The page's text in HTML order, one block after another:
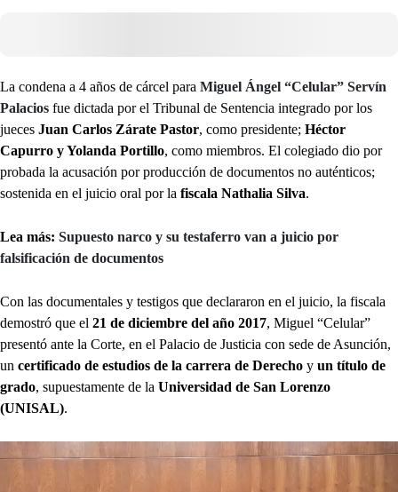
La condena a 4 años de cárcel para Miguel Ángel “Celular” Servín
Palacios fue dictada por el Tribunal de Sentencia integrado por los
jueces Juan Carlos Zárate Pastor, como presidente; Héctor
Capurro y Yolanda Portillo, como miembros. El colegiado dio por
probada la acusación por producción de documentos no auténticos;
sostenida en el juicio oral por la fiscala Nathalia Silva.
Lea más: Supuesto narco y su testaferro van a juicio por
falsificación de documentos
Con las documentales y testigos que declararon en el juicio, la fiscala
demostró que el 21 de diciembre del año 2017, Miguel “Celular”
presentó ante la Corte, en el Palacio de Justicia con sede de Asunción,
un certificado de estudios de la carrera de Derecho y un título de
grado, supuestamente de la Universidad de San Lorenzo
(UNISAL).